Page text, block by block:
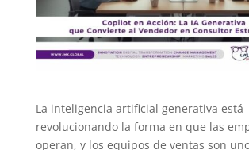
La inteligencia artificial generativa está
revolucionando la forma en que las
operan, y los equipos de ventas son